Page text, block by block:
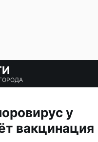
у
вакцинация